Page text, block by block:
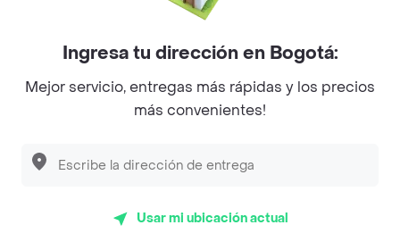
Myriam Camhi Co
Magnifique
Empanaditas de Pipian - Empanadas
Desayunadero de la 42
Sopitas y Frijoladas
Ingresa tu dirección en Bogotá:
Mejor servicio, entregas más rápidas y los precios
más convenientes!
Usar mi ubicación actual